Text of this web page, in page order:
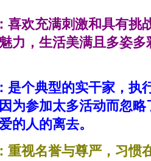
喜欢充满刺激和具有挑
力，生活美满且多姿
是个典型的实干家，执
为参加太多活动而忽
的人的离去。
重视名誉与尊严，习惯